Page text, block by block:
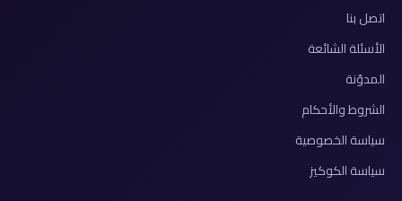
اتصل بنا
الأسئلة الشائعة
المدوّنة
الشروط والأحكام
سياسة الخصوصية
سياسة الكوكيز